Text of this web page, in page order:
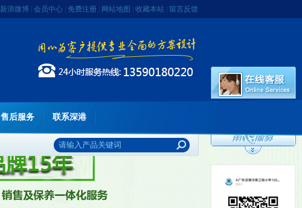
新浪微博 会员中心 免费注册 网站地图 收藏本站 留言反馈
售后服务 联系深港